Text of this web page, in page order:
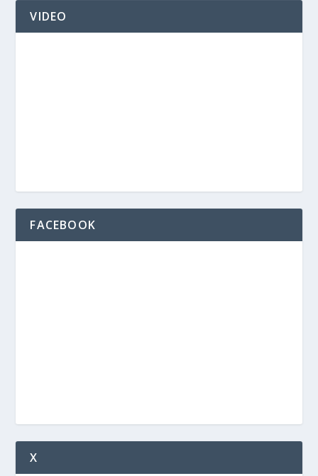
VIDEO
FACEBOOK
X